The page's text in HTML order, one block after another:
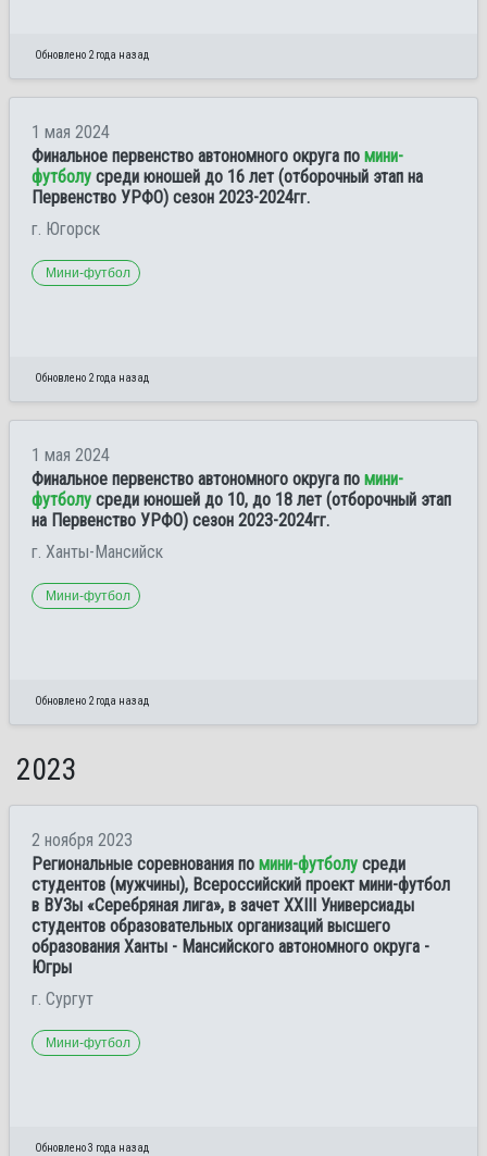
Обновлено 2 года назад
1 мая 2024
Финальное первенство автономного округа по мини-
футболу среди юношей до 16 лет (отборочный этап на
Первенство УРФО) сезон 2023-2024гг.
г. Югорск
Мини-футбол
Обновлено 2 года назад
1 мая 2024
Финальное первенство автономного округа по мини-
футболу среди юношей до 10, до 18 лет (отборочный этап
на Первенство УРФО) сезон 2023-2024гг.
г. Ханты-Мансийск
Мини-футбол
Обновлено 2 года назад
2023
2 ноября 2023
Региональные соревнования по мини-футболу среди
студентов (мужчины), Всероссийский проект мини-футбол
в ВУЗы «Серебряная лига», в зачет XXIII Универсиады
студентов образовательных организаций высшего
образования Ханты - Мансийского автономного округа -
Югры
г. Сургут
Мини-футбол
Обновлено 3 года назад